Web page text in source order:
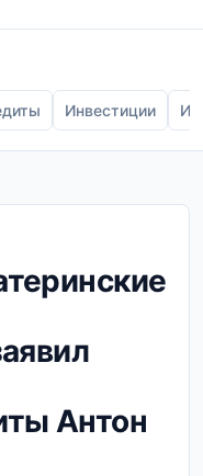
Инвестиции
Антон